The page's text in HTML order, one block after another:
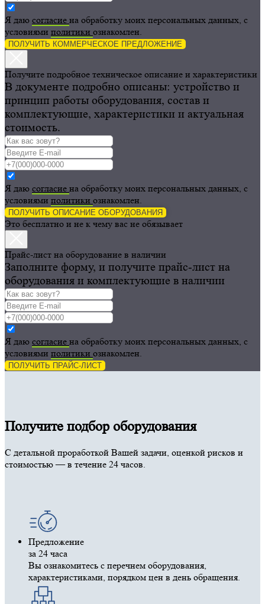
Я даю согласие на обработку моих персональных данных, с
условиями политики ознакомлен.
ПОЛУЧИТЬ КОММЕРЧЕСКОЕ ПРЕДЛОЖЕНИЕ
Получите подробное техническое описание и характеристики
В документе подробно описаны: устройство и
принцип работы оборудования, состав и
комплектующие, характеристики и актуальная
стоимость.
Я даю согласие на обработку моих персональных данных, с
условиями политики ознакомлен.
ПОЛУЧИТЬ ОПИСАНИЕ ОБОРУДОВАНИЯ
Это бесплатно и не к чему вас не обязывает
Прайс-лист на оборудование в наличии
Заполните форму, и получите прайс-лист на
оборудования и комплектующие в наличии
Я даю согласие на обработку моих персональных данных, с
условиями политики ознакомлен.
ПОЛУЧИТЬ ПРАЙС-ЛИСТ
Получите подбор оборудования
С детальной проработкой Вашей задачи, оценкой рисков и
стоимостью — в течение 24 часов.
Предложение
за 24 часа
Вы ознакомитесь с перечнем оборудования,
характеристиками, порядком цен в день обращения.